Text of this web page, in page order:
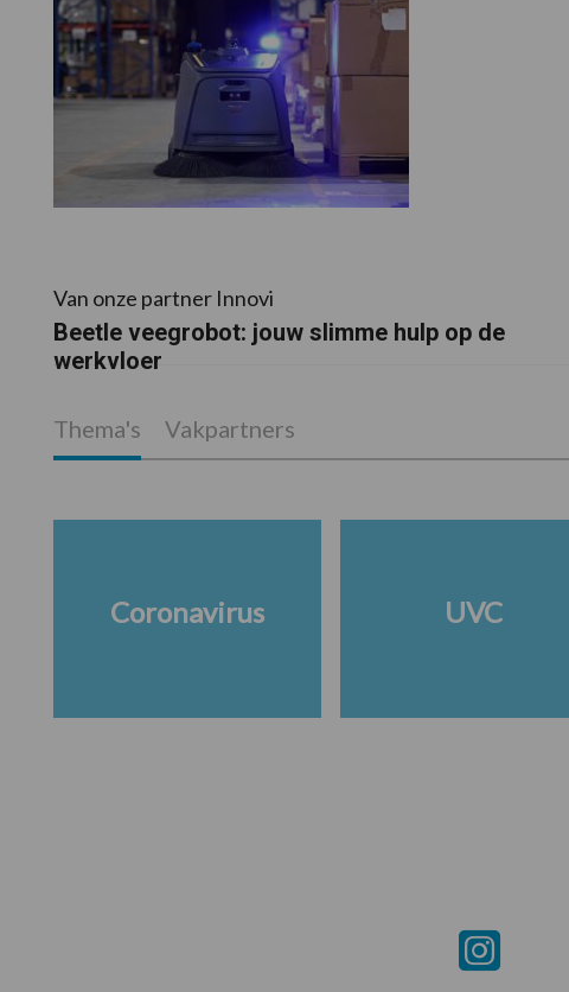
Van onze partner Innovi
Beetle veegrobot: jouw slimme hulp op de
werkvloer
Thema's Vakpartners
Coronavirus UVC